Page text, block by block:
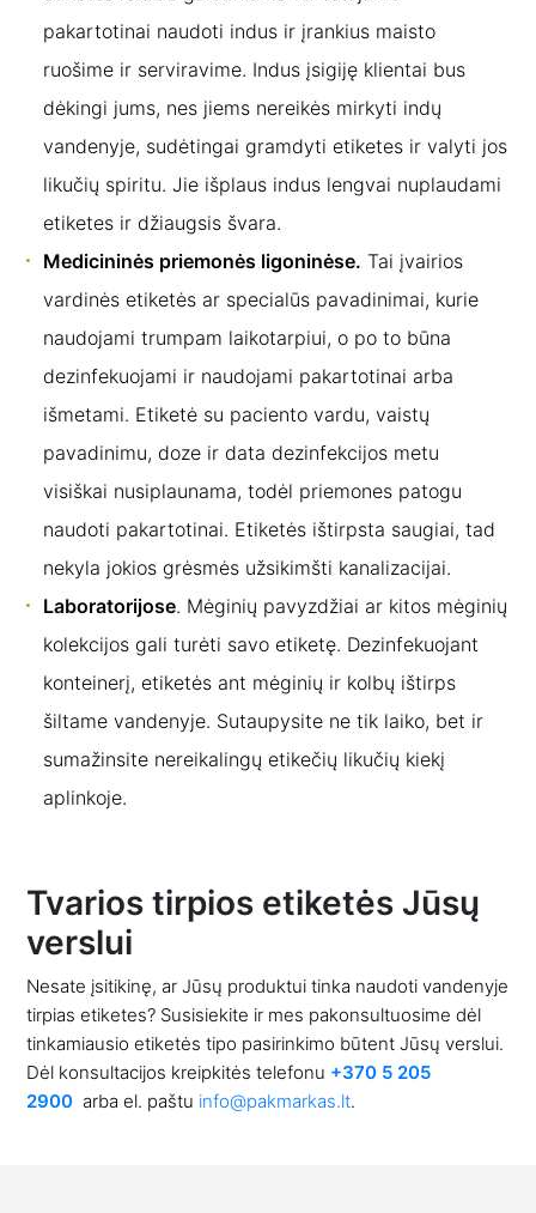
pakartotinai naudoti indus ir įrankius maisto
ruošime ir serviravime. Indus įsigiję klientai bus
dėkingi jums, nes jiems nereikės mirkyti indų
vandenyje, sudėtingai gramdyti etiketes ir valyti jos
likučių spiritu. Jie išplaus indus lengvai nuplaudami
etiketes ir džiaugsis švara.
Medicininės priemonės ligoninėse. Tai įvairios
vardinės etiketės ar specialūs pavadinimai, kurie
naudojami trumpam laikotarpiui, o po to būna
dezinfekuojami ir naudojami pakartotinai arba
išmetami. Etiketė su paciento vardu, vaistų
pavadinimu, doze ir data dezinfekcijos metu
visiškai nusiplaunama, todėl priemones patogu
naudoti pakartotinai. Etiketės ištirpsta saugiai, tad
nekyla jokios grėsmės užsikimšti kanalizacijai.
Laboratorijose. Mėginių pavyzdžiai ar kitos mėginių
kolekcijos gali turėti savo etiketę. Dezinfekuojant
konteinerį, etiketės ant mėginių ir kolbų ištirps
šiltame vandenyje. Sutaupysite ne tik laiko, bet ir
sumažinsite nereikalingų etikečių likučių kiekį
aplinkoje.
Tvarios tirpios etiketės Jūsų
verslui
Nesate įsitikinę, ar Jūsų produktui tinka naudoti vandenyje
tirpias etiketes? Susisiekite ir mes pakonsultuosime dėl
tinkamiausio etiketės tipo pasirinkimo būtent Jūsų verslui.
Dėl konsultacijos kreipkitės telefonu +370 5 205
2900 arba el. paštu info@pakmarkas.lt.